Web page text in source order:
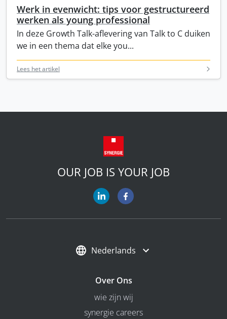
Werk in evenwicht: tips voor gestructureerd
werken als young professional
In deze Growth Talk-aflevering van Talk to C duiken
we in een thema dat elke you...
Lees het artikel
OUR JOB IS YOUR JOB
Nederlands
Over Ons
wie zijn wij
synergie careers